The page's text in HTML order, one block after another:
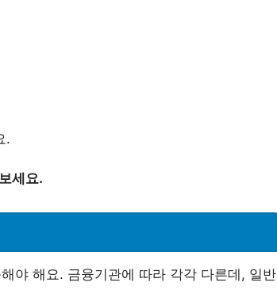
.
세요.
야 해요. 금융기관에 따라 각각 다른데, 일반